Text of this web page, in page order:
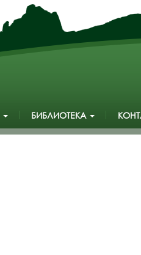
БИБЛИОТЕКА